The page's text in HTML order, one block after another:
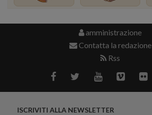
amministrazione
Contatta la redazione
Rss
ISCRIVITI ALLA NEWSLETTER